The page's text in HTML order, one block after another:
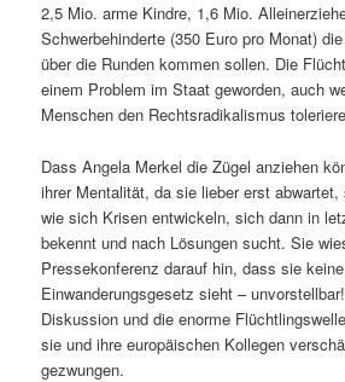
2,5 Mio. arme Kindre, 1,6 Mio.
Schwerbehinderte (350 Euro pro Monat)
über die Runden kommen sollen. Die
einem Problem im Staat geworden, auch
Menschen den Rechtsradikalismus
Dass Angela Merkel die Zügel anziehen
ihrer Mentalität, da sie lieber erst
wie sich Krisen entwickeln, sich dann in
bekennt und nach Lösungen sucht. Sie
Pressekonferenz darauf hin, dass sie
Einwanderungsgesetz sieht –
Diskussion und die enorme
sie und ihre europäischen Kollegen
gezwungen.